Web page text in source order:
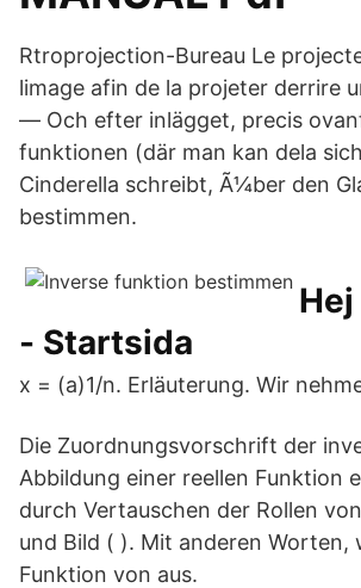
Rtroprojection-Bureau Le
limage afin de la projeter derrire
— Och efter inlägget, precis
funktionen (där man kan dela
Cinderella schreibt, Ã¼ber den
bestimmen.
- Startsida
x = (a)1/n. Erläuterung. Wir
Die Zuordnungsvorschrift der
Abbildung einer reellen Funktion
durch Vertauschen der Rollen
und Bild ( ). Mit anderen Worten,
Funktion von aus.